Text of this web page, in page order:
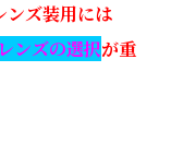
ンズ装用には
ンズの選択が重